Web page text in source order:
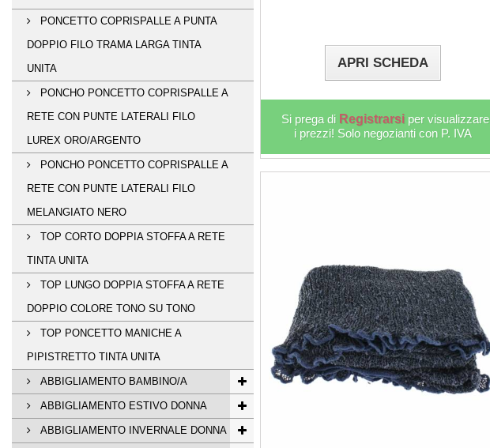
PONCETTO COPRISPALLE A PUNTA
DOPPIO FILO TRAMA LARGA TINTA
UNITA
PONCHO PONCETTO COPRISPALLE A
RETE CON PUNTE LATERALI FILO
LUREX ORO/ARGENTO
PONCHO PONCETTO COPRISPALLE A
RETE CON PUNTE LATERALI FILO
MELANGIATO NERO
TOP CORTO DOPPIA STOFFA A RETE
TINTA UNITA
TOP LUNGO DOPPIA STOFFA A RETE
DOPPIO COLORE TONO SU TONO
TOP PONCETTO MANICHE A
PIPISTRETTO TINTA UNITA
ABBIGLIAMENTO BAMBINO/A
ABBIGLIAMENTO ESTIVO DONNA
ABBIGLIAMENTO INVERNALE DONNA
APRI SCHEDA
Si prega di Registrarsi per visualizzare
i prezzi! Solo negozianti con P. IVA